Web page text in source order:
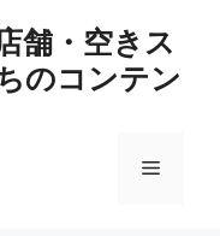
舗・空きス
のコンテン
メ